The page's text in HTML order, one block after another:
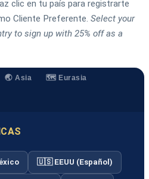
clic en tu país para registrarte
Cliente Preferente. Select your
to sign up with 25% off as a
🌏 Asia 🗺️ Eurasia
🇺🇸 EEUU (Español)